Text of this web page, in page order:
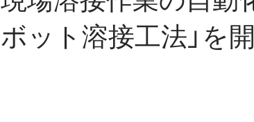
ボット溶接工法」を